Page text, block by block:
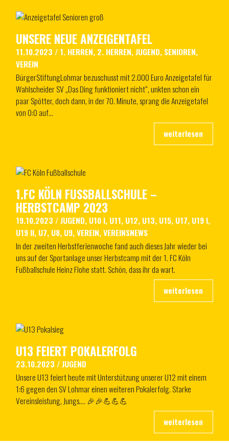
UNSERE NEUE ANZEIGENTAFEL
11.10.2023 / 1. HERREN, 2. HERREN,JUGEND, SENIOREN,
VEREIN
BürgerStiftungLohmar bezuschusst mit 2.000 Euro Anzeigetafel für
Wahlscheider SV „Das Ding funktioniert nicht“, unkten schon ein
paar Spötter, doch dann, in der 70. Minute, sprang die Anzeigetafel
von 0:0 auf…
1.FC KÖLN FUSSBALLSCHULE – H
ERBSTCAMP 2023
19.10.2023 /JUGEND, U10 I, U11, U12, U13, U15, U17, U19 I,
U19 II, U7, U8, U9,VEREIN,VEREINSNEWS
In der zweiten Herbstferienwoche fand auch dieses Jahr wieder bei
uns auf der Sportanlage unser Herbstcamp mit der 1. FC Köln
Fußballschule Heinz Flohe statt. Schön, dass ihr da wart.
U13 FEIERT POKALERFOLG
23.10.2023 /JUGEND
Unsere U13 feiert heute mit Unterstützung unserer U12 mit einem
1:6 gegen den SV Lohmar einen weiteren Pokalerfolg. Starke
Vereinsleistung, Jungs…. 🎉🎉💪💪💪